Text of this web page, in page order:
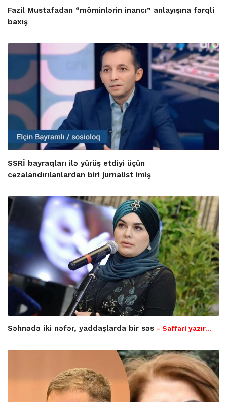
Fazil Mustafadan “möminlərin inancı” anlayışına fərqli
baxış
SSRİ bayraqları ilə yürüş etdiyi üçün
cəzalandırılanlardan biri jurnalist imiş
Səhnədə iki nəfər, yaddaşlarda bir səs - Saffari yazır…